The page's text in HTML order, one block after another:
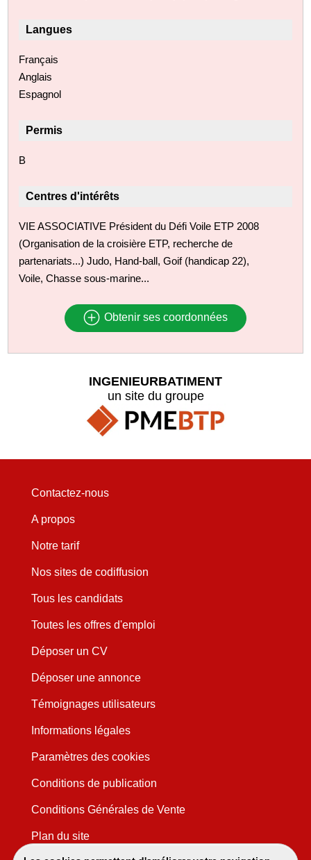
Langues
Français
Anglais
Espagnol
Permis
B
Centres d'intérêts
VIE ASSOCIATIVE Président du Défi Voile ETP 2008
(Organisation de la croisière ETP, recherche de
partenariats...) Judo, Hand-ball, Goif (handicap 22),
Voile, Chasse sous-marine...
Obtenir ses coordonnées
INGENIEURBATIMENT
un site du groupe
Contactez-nous
A propos
Notre tarif
Nos sites de codiffusion
Tous les candidats
Toutes les offres d'emploi
Déposer un CV
Déposer une annonce
Témoignages utilisateurs
Informations légales
Paramètres des cookies
Conditions de publication
Conditions Générales de Vente
Plan du site